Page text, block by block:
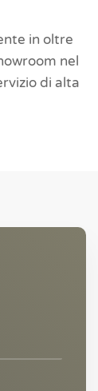
in oltre
nel
di alta